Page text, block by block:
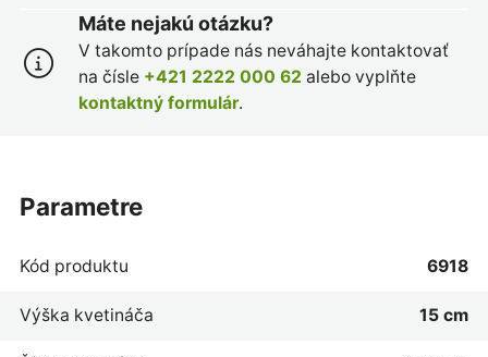
Máte nejakú otázku?
V takomto prípade nás neváhajte kontaktovať
na čísle +421 2222 000 62 alebo vyplňte
kontaktný formulár.
parametre
Kód produktu 6918
Výška kvetináča 15 cm